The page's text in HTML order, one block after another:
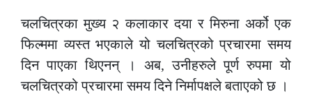
चलचित्रका मुख्य २ कलाकार दया र मिरुना अर्को एक
फिल्ममा व्यस्त भएकाले यो चलचित्रको प्रचारमा समय
दिन पाएका थिएनन् । अब, उनीहरुले पूर्ण रुपमा यो
चलचित्रको प्रचारमा समय दिने निर्मापक्षले बताएको छ ।